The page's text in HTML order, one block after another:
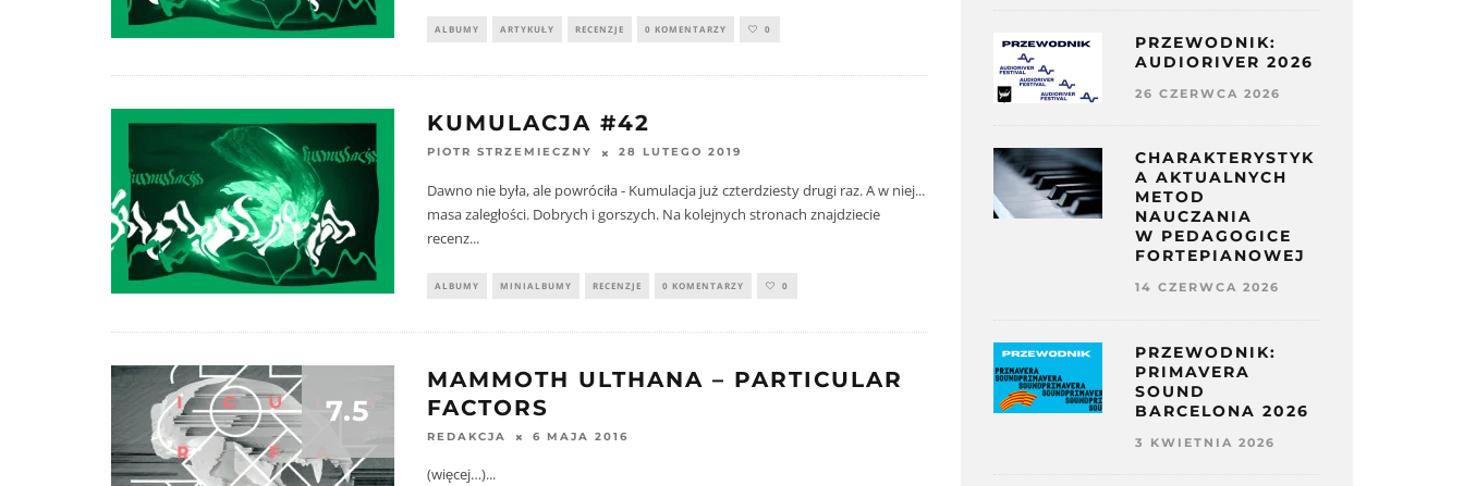
ALBUMY ARTYKUŁY RECENZJE 0 KOMENTARZY 0
KUMULACJA #42
PIOTR STRZEMIECZNY 28 LUTEGO 2019
Dawno nie była, ale powróciła - Kumulacja już czterdziesty drugi raz. A w niej...
masa zaległości. Dobrych i gorszych. Na kolejnych stronach znajdziecie
recenz...
ALBUMY MINIALBUMY RECENZJE 0 KOMENTARZY 0
7.5
MAMMOTH ULTHANA – PARTICULAR
FACTORS
REDAKCJA 6 MAJA 2016
(więcej…)...
PRZEWODNIK:
AUDIORIVER 2026
26 CZERWCA 2026
CHARAKTERYSTYK
A AKTUALNYCH
METOD
NAUCZANIA
W PEDAGOGICE
FORTEPIANOWEJ
14 CZERWCA 2026
PRZEWODNIK:
PRIMAVERA
SOUND
BARCELONA 2026
3 KWIETNIA 2026